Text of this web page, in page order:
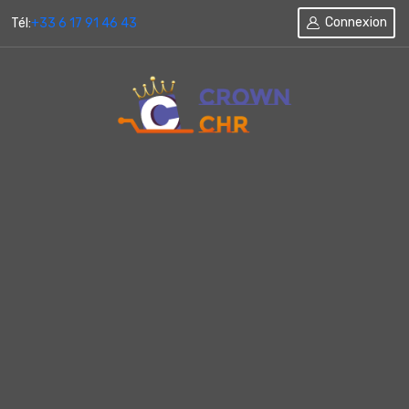
Tél:+33 6 17 91 46 43 Connexion